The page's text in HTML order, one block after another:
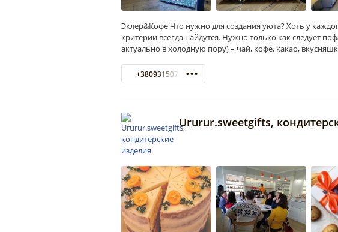
Эклер&Кофе Что нужно для создания уюта? Хоть у
критерии всегда найдутся. Нужно только как следует
актуально в холодную пору) – чай, кофе, какао,
+380931507809
Ururur.sweetgifts,